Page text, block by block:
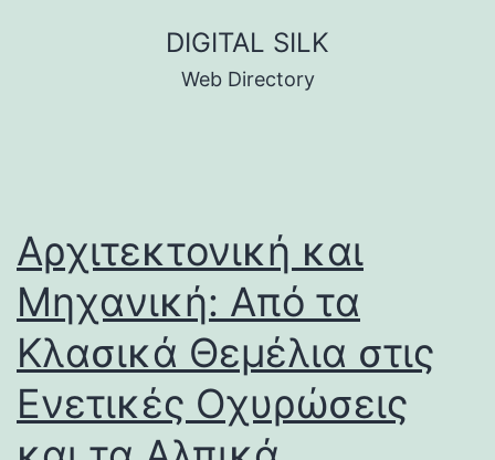
DIGITAL SILK
Web Directory
Αρχιτεκτονική και
Μηχανική: Από τα
Κλασικά Θεμέλια στις
Ενετικές Οχυρώσεις